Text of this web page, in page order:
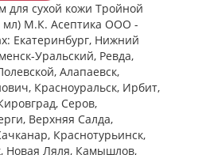
для сухой кожи Тройной
мл) М.К. Асептика ООО -
Екатеринбург, Нижний
Уральский, Ревда,
Алапаевск,
Красноуральск, Ирбит,
Серов,
Верхняя Салда,
Краснотурьинск,
Новая Ляля, Камышлов,